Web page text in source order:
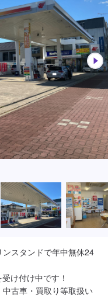
スタンドで年中無休24
け付け中です！
古車・買取り等取扱い